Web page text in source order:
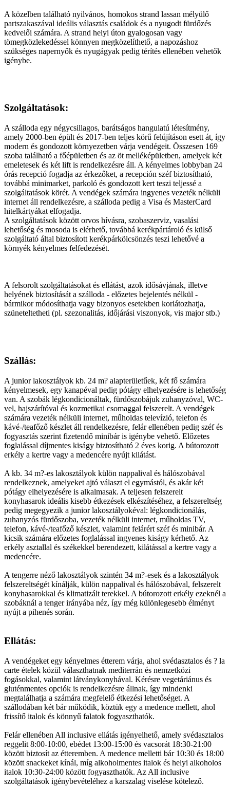
A közelben található nyilvános, homokos strand lassan mélyülő
partszakaszával ideális választás családok és a nyugodt fürdőzés
kedvelői számára. A strand helyi úton gyalogosan vagy
tömegközlekedéssel könnyen megközelíthető, a napozáshoz
szükséges napernyők és nyugágyak pedig térítés ellenében vehetők
igénybe.
Szolgáltatások:
A szálloda egy négycsillagos, barátságos hangulatú létesítmény,
amely 2000-ben épült és 2017-ben teljes körű felújításon esett át, így
modern és gondozott környezetben várja vendégeit. Összesen 169
szoba található a főépületben és az öt melléképületben, amelyek két
emeletesek és két lift is rendelkezésre áll. A kényelmes lobbyban 24
órás recepció fogadja az érkezőket, a recepción széf biztosítható,
továbbá minimarket, parkoló és gondozott kert teszi teljessé a
szolgáltatások körét. A vendégek számára ingyenes vezeték nélküli
internet áll rendelkezésre, a szálloda pedig a Visa és MasterCard
hitelkártyákat elfogadja.
A szolgáltatások között orvos hívásra, szobaszerviz, vasalási
lehetőség és mosoda is elérhető, továbbá kerékpártároló és külső
szolgáltató által biztosított kerékpárkölcsönzés teszi lehetővé a
környék kényelmes felfedezését.
A felsorolt szolgáltatásokat és ellátást, azok idősávjának, illetve
helyének biztosítását a szálloda - előzetes bejelentés nélkül -
bármikor módosíthatja vagy bizonyos esetekben korlátozhatja,
szüneteltetheti (pl. szezonalitás, időjárási viszonyok, vis major stb.)
Szállás:
A junior lakosztályok kb. 24 m? alapterületűek, két fő számára
kényelmesek, egy kanapéval pedig pótágy elhelyezésére is lehetőség
van. A szobák légkondicionáltak, fürdőszobájuk zuhanyzóval, WC-
vel, hajszárítóval és kozmetikai csomaggal felszerelt. A vendégek
számára vezeték nélküli internet, műholdas televízió, telefon és
kávé-/teafőző készlet áll rendelkezésre, felár ellenében pedig széf és
fogyasztás szerint fizetendő minibár is igénybe vehető. Előzetes
foglalással díjmentes kiságy biztosítható 2 éves korig. A bútorozott
erkély a kertre vagy a medencére nyújt kilátást.
A kb. 34 m?-es lakosztályok külön nappalival és hálószobával
rendelkeznek, amelyeket ajtó választ el egymástól, és akár két
pótágy elhelyezésére is alkalmasak. A teljesen felszerelt
konyhasarok ideális kisebb étkezések elkészítéséhez, a felszereltség
pedig megegyezik a junior lakosztályokéval: légkondicionálás,
zuhanyzós fürdőszoba, vezeték nélküli internet, műholdas TV,
telefon, kávé-/teafőző készlet, valamint felárért széf és minibár. A
kicsik számára előzetes foglalással ingyenes kiságy kérhető. Az
erkély asztallal és székekkel berendezett, kilátással a kertre vagy a
medencére.
A tengerre néző lakosztályok szintén 34 m?-esek és a lakosztályok
felszereltségét kínálják, külön nappalival és hálószobával, felszerelt
konyhasarokkal és klimatizált terekkel. A bútorozott erkély ezeknél a
szobáknál a tenger irányába néz, így még különlegesebb élményt
nyújt a pihenés során.
Ellátás:
A vendégeket egy kényelmes étterem várja, ahol svédasztalos és ? la
carte ételek közül választhatnak mediterrán és nemzetközi
fogásokkal, valamint látványkonyhával. Kérésre vegetáriánus és
gluténmentes opciók is rendelkezésre állnak, így mindenki
megtalálhatja a számára megfelelő étkezési lehetőséget. A
szállodában két bár működik, köztük egy a medence mellett, ahol
frissítő italok és könnyű falatok fogyaszthatók.
Felár ellenében All inclusive ellátás igényelhető, amely svédasztalos
reggelit 8:00-10:00, ebédet 13:00-15:00 és vacsorát 18:30-21:00
között biztosít az étteremben. A medence melletti bár 10:30 és 18:00
között snackeket kínál, míg alkoholmentes italok és helyi alkoholos
italok 10:30-24:00 között fogyaszthatók. Az All inclusive
szolgáltatások igénybevételéhez a karszalag viselése kötelező.